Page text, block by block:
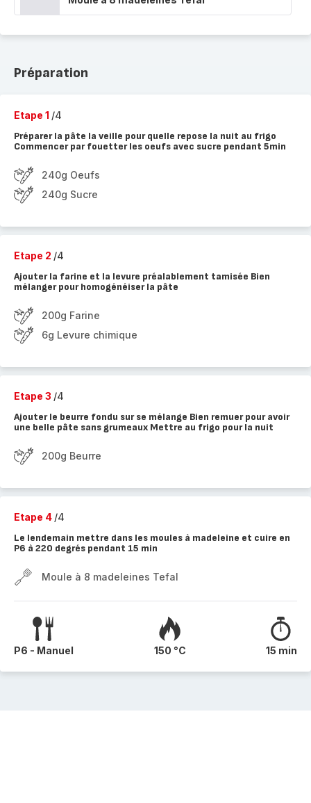
Préparation
Etape 1 /4
Préparer la pâte la veille pour quelle repose la nuit au frigo
Commencer par fouetter les oeufs avec sucre pendant 5min
240g Oeufs
240g Sucre
Etape 2 /4
Ajouter la farine et la levure préalablement tamisée Bien
mélanger pour homogénéiser la pâte
200g Farine
6g Levure chimique
Etape 3 /4
Ajouter le beurre fondu sur se mélange Bien remuer pour avoir
une belle pâte sans grumeaux Mettre au frigo pour la nuit
200g Beurre
Etape 4 /4
Le lendemain mettre dans les moules à madeleine et cuire en
P6 à 220 degrés pendant 15 min
Moule à 8 madeleines Tefal
P6 - Manuel 150 °C 15 min